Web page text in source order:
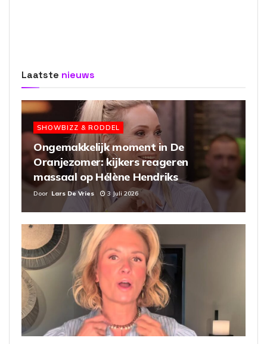
Laatste nieuws
SHOWBIZZ & RODDEL
Ongemakkelijk moment in De
Oranjezomer: kijkers reageren
massaal op Hélène Hendriks
Door Lars De Vries 3 Juli 2026